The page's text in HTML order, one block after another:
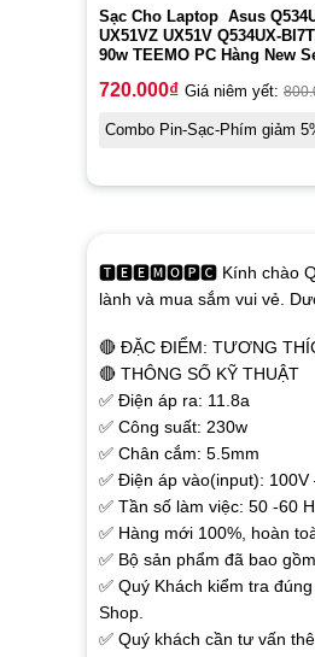
Sạc Cho Laptop Asus
UX51VZ UX51V Q534UX-
90w TEEMO PC Hàng New
720.000₫ Giá niêm yết:
Combo Pin-Sạc-Phím giảm
🆃🅴🅴🅼🅾🅿🅲 Kính chào Quý
lành và mua sắm vui vẻ.
🔴 ĐẶC ĐIỂM: TƯƠNG
🔴 THÔNG SỐ KỸ THUẬT
✅ Điện áp ra: 11.8a
✅ Công suất: 230w
✅ Chân cắm: 5.5mm
✅ Điện áp vào(input): 100V
✅ Tần số làm việc: 50 -60
✅ Hàng mới 100%, hoàn
✅ Bộ sản phẩm đã bao
✅ Quý Khách kiểm tra
Shop.
✅ Quý khách cần tư vấn